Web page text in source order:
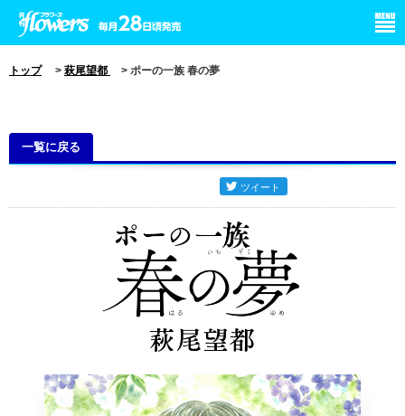
トップ> 萩尾望都 > ポーの一族 春の夢
一覧に戻る